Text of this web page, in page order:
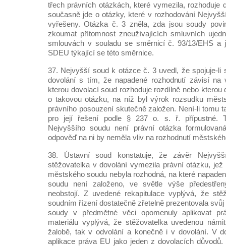
třech právních otázkách, které vymezila, rozhoduje
současně jde o otázky, které v rozhodování
vyřešeny. Otázka č. 3 zněla, zda jsou soudy
zkoumat přítomnost zneužívajících smluvních
smlouvách v souladu se směrnicí č. 93/13/EHS a
SDEU týkající se této směrnice.
37. Nejvyšší soud k otázce č. 3 uvedl, že spojuje-li
dovolání s tím, že napadené rozhodnutí závisí na
kterou dovolací soud rozhoduje rozdílně nebo
o takovou otázku, na níž byl výrok rozsudku
právního posouzení skutečně založen. Není-li tomu
pro její řešení podle § 237 o. s. ř. přípustné.
Nejvyššího soudu není právní otázka
odpověď na ni by neměla vliv na rozhodnutí
38. Ústavní soud konstatuje, že závěr
stěžovatelka v dovolání vymezila právní otázku, jež
městského soudu nebyla rozhodná, na které
soudu není založeno, ve světle výše
neobstojí. Z uvedené rekapitulace vyplývá, že
soudním řízení dostatečně zřetelně prezentovala
soudy v předmětné věci opomenuly aplikovat
materiálu vyplývá, že stěžovatelka uvedenou
žalobě, tak v odvolání a konečně i v dovolání. V
aplikace práva EU jako jeden z dovolacích